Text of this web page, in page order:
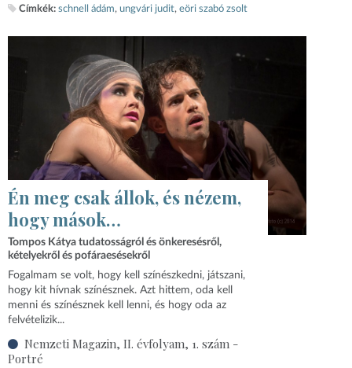
Címkék: schnell ádám ungvári judit eöri szabó zsolt
Én meg csak állok, és nézem,
hogy mások…
Tompos Kátya tudatosságról és önkeresésről,
kételyekről és pofáraesésekről
Fogalmam se volt, hogy kell színészkedni, játszani,
hogy kit hívnak színésznek. Azt hittem, oda kell
menni és színésznek kell lenni, és hogy oda az
felvételizik...
Nemzeti Magazin, II. évfolyam, 1. szám -
Portré